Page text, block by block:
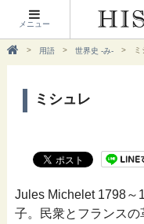
メニュー
用語 世界史 -み-
ミシュレ
Jules Michelet 1798～
子。民衆とフランス